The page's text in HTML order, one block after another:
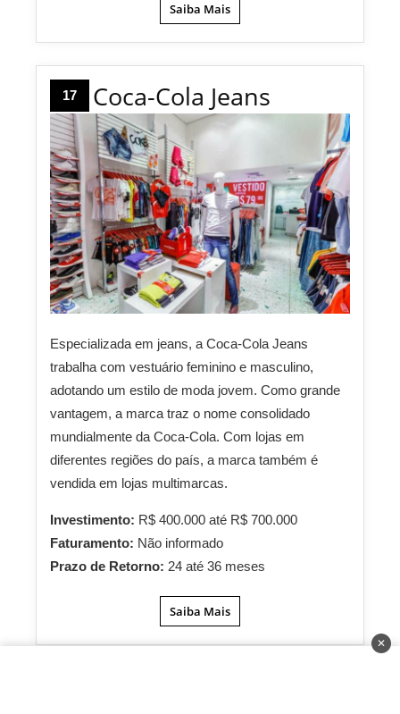
Saiba Mais
17 Coca-Cola Jeans
Especializada em jeans, a Coca-Cola Jeans
trabalha com vestuário feminino e masculino,
adotando um estilo de moda jovem. Como grande
vantagem, a marca traz o nome consolidado
mundialmente da Coca-Cola. Com lojas em
diferentes regiões do país, a marca também é
vendida em lojas multimarcas.
Investimento: R$ 400.000 até R$ 700.000
Faturamento: Não informado
Prazo de Retorno: 24 até 36 meses
Saiba Mais
✕